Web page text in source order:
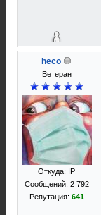
heco
Ветеран
Откуда: IP
Сообщений: 2 792
Репутация: 641